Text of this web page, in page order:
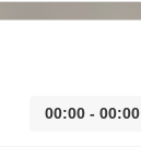
00:00 - 00:00